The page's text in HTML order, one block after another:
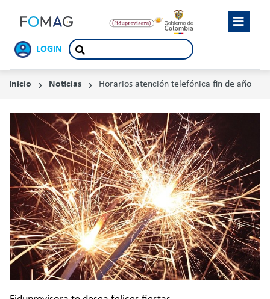
LOGIN
Inicio Noticias Horarios atención telefónica fin de año